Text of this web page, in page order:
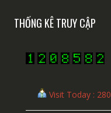
THỐNG KÊ TRUY CẬP
Visit Today : 280